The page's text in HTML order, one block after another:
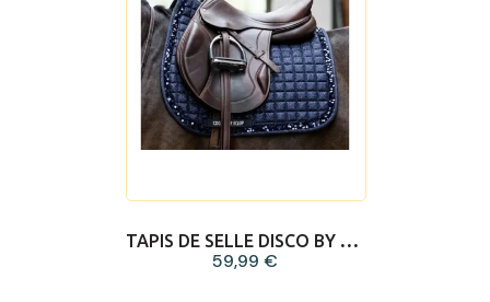
TAPIS DE SELLE DISCO BY CDG
59,99 €